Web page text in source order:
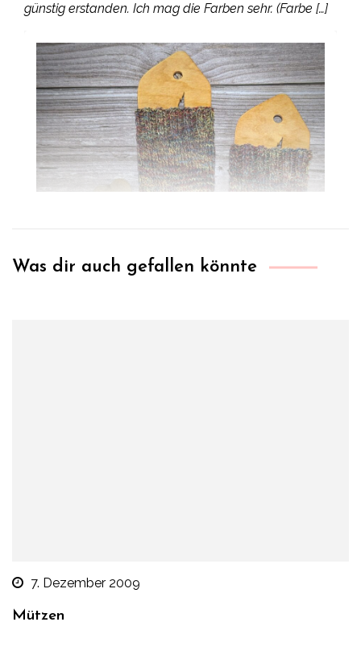
günstig erstanden. Ich mag die Farben sehr. (Farbe […]
Was dir auch gefallen könnte
7. Dezember 2009
Mützen